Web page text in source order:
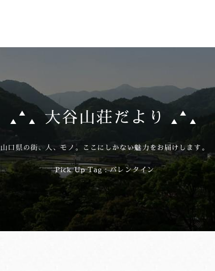
大谷山荘だより
山口県の街、人、モノ。 ここにしかない魅力をお届けします。
Pick Up Tag：バレンタイン